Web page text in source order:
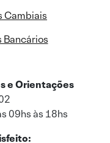
Cambiais
e Orientações
09hs às 18hs